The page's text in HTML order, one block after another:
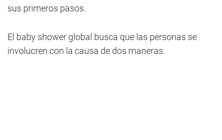
sus primeros pasos.
El baby shower global busca que las personas se
involucren con la causa de dos maneras.